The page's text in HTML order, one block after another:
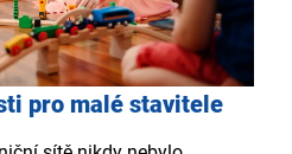
pro malé stavitele